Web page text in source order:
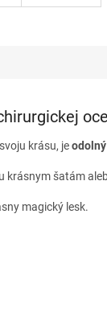
krásu, je
krásnym šatám
magický lesk.